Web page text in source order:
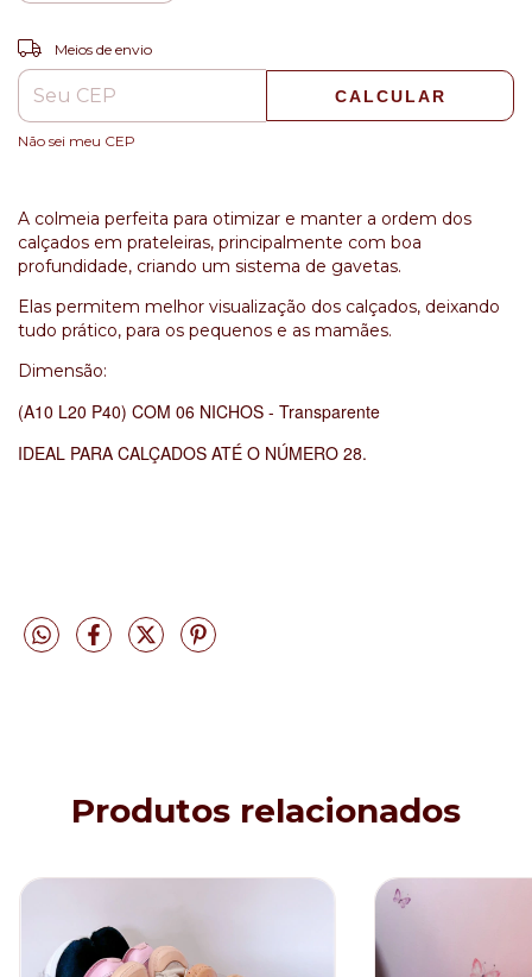
Entregas para o CEP:
Meios de envio
CALCULAR
Não sei meu CEP
A colmeia perfeita para otimizar e manter a ordem dos
calçados em prateleiras, principalmente com boa
profundidade, criando um sistema de gavetas.
Elas permitem melhor visualização dos calçados, deixando
tudo prático, para os pequenos e as mamães.
Dimensão:
(A10 L20 P40) COM 06 NICHOS - Transparente
IDEAL PARA CALÇADOS ATÉ O NÚMERO 28.
Produtos relacionados